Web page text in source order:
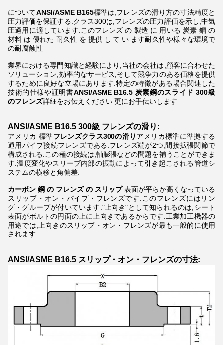
についてANSI/ASME B165標準は,フレンズの滑り方の寸法精度と
圧力評価を保証する.クラス300は,フレンズの圧力評価を示し,中気
圧適用に適しています.このフレンズ の 製造 に 用いる 炭素 鋼 の
材料 は 優れた 耐久性 を 提供 し て い ます耐久性や様々な環境で
の耐腐蝕性
業界における専門知識と経験により,当社の会社は,顧客に合わせた
ソリューション,効率的なサービス,そして競争力のある価格を提供
するために良好な立場にあります.特定の特徴がある場合関連した
技術的仕様や証明書ANSI/ASME B16.5 炭素鋼のスライド 300級
のフレンズ詳細をお伝えください 更にお手伝いします
ANSI/ASME B16.5 300級 フレンズの滑り:
アメリカ 標準フレンズクラス300の滑り アメリカ標準に準拠する
通用パイプ接続フレンズである.フレンズ端が2つ,間接拡張関節で
構成される.この種の接続は,軸膨張などの問題を補うことができま
す.温度変化やスリーブ内部の振動によって引き起こされる管道シ
ステムの横移と角偏差.
カーボン 鋼 の フレンズ の スリップ 表面が平らか高くなっている
スリップ・オン・パイプ・フレンズです.このフレンズにはリン
グ・グルーブが付いています."上向き"として知られるのは,シート
表面がボルトの円面の上に上向きであるからです.工業加工機器の
用途では,上向きのスリップ・オン・フレンズが最も一般的に使用
されます.
ANSI/ASME B16.5 スリップ・オン・フレンズの寸法: